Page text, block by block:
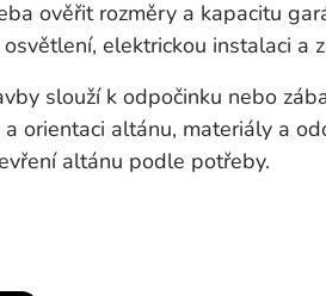
ověřit rozměry a kapacitu
elektrickou instalaci a
slouží k odpočinku nebo
orientaci altánu, materiály a
altánu podle potřeby.